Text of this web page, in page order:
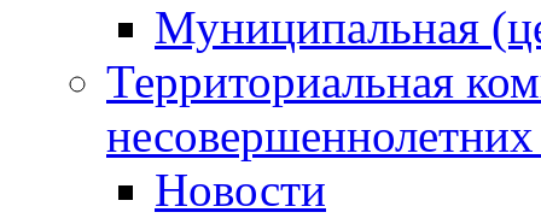
Муниципальная
Территориальная
Новости